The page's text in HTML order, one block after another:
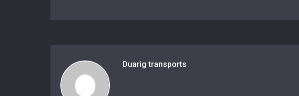
Duarig transports